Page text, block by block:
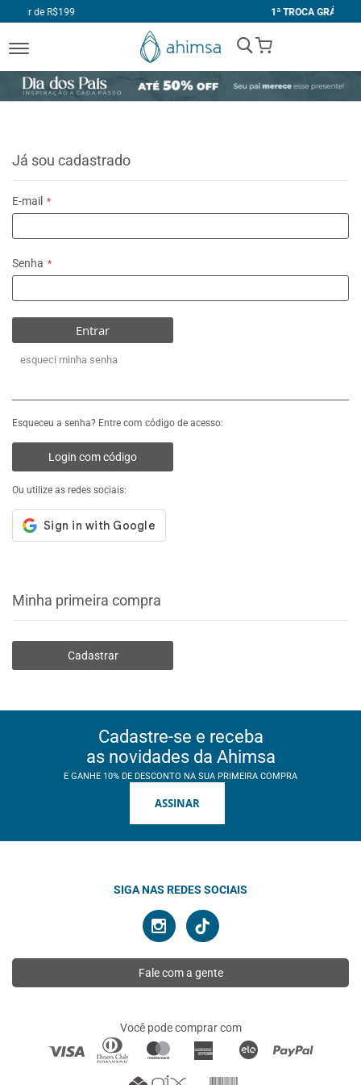
1ª TROCA GRÁTIS
My Cart
Já sou cadastrado
E-mail
Senha
Entrar
esqueci minha senha
Esqueceu a senha? Entre com código de acesso:
Login com código
Ou utilize as redes sociais:
Minha primeira compra
Cadastrar
Cadastre-se e receba
as novidades da Ahimsa
E GANHE 10% DE DESCONTO NA SUA PRIMEIRA COMPRA
ASSINAR
SIGA NAS REDES SOCIAIS
Fale com a gente
Você pode comprar com